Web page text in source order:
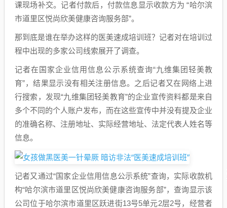
课现场补交。记者付款后，付款信息显示收款方为 “哈尔滨
市道里区悦尚欣美健康咨询服务部”。
那到底是谁在举办这样的医美速成培训班？记者对在培训过
程中出现的多家公司线索展开了调查。
记者在国家企业信用信息公示系统查询“九维集团轻美教
育”，结果显示没有相关注册信息。之后记者又在网络上进
行搜索，发现“九维集团轻美教育”的企业宣传资料都是来自
多个不同的个人账户发布，而在这些宣传中并没有提及企业
的准确名称、注册地址、实际经营地址、法定代表人姓名等
信息。
记者又通过“国家企业信用信息公示系统”查询，实际收款机
构“哈尔滨市道里区悦尚欣美健康咨询服务部”，查询显示该
公司位于哈尔滨市道里区跃进街13号5单元2层2号，经营者